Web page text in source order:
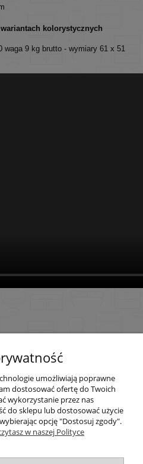
kolorystycznych
waga 9 kg brutto - wymiary 61 x 51
konto
i dostawa
umożliwiają poprawne
dostosować ofertę do Twoich
wykorzystanie przez nas
do sklepu lub dostosować użycie
opcję "Dostosuj zgody".
w naszej Polityce